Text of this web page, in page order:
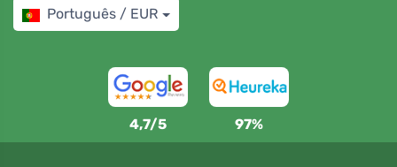
Português / EUR
4,7/5 97%